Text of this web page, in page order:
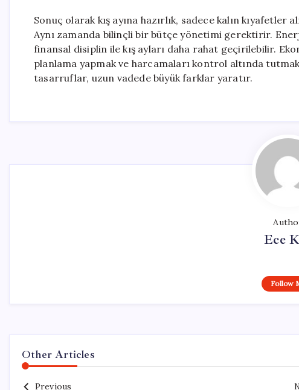
Sonuç olarak kış ayına hazırlık, sadece kalın
Aynı zamanda bilinçli bir bütçe yönetimi gerektirir.
finansal disiplin ile kış ayları daha rahat geçirilebilir.
planlama yapmak ve harcamaları kontrol altında
tasarruflar, uzun vadede büyük farklar yaratır.
Ece
Follow
Other Articles
Previous